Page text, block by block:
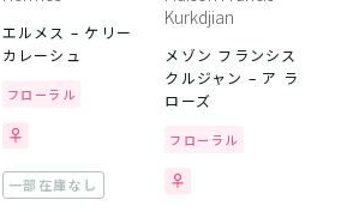
エルメス – ケリー
カレーシュ
フローラル
一部在庫なし
Kurkdjian
メゾン フランシス
クルジャン – ア ラ
ローズ
フローラル